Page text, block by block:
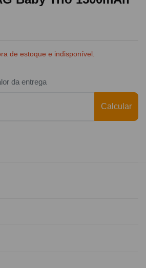
de estoque e indisponível.
da entrega
Calcular